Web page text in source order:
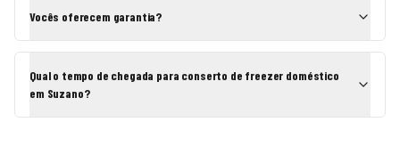
Vocês oferecem garantia?
Qual o tempo de chegada para conserto de freezer doméstico
em Suzano?